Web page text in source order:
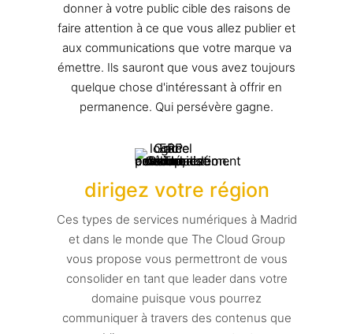
donner à votre public cible des raisons de
faire attention à ce que vous allez publier et
aux communications que votre marque va
émettre. Ils sauront que vous avez toujours
quelque chose d'intéressant à offrir en
permanence. Qui persévère gagne.
dirigez votre région
Ces types de services numériques à Madrid
et dans le monde que The Cloud Group
vous propose vous permettront de vous
consolider en tant que leader dans votre
domaine puisque vous pourrez
communiquer à travers des contenus que